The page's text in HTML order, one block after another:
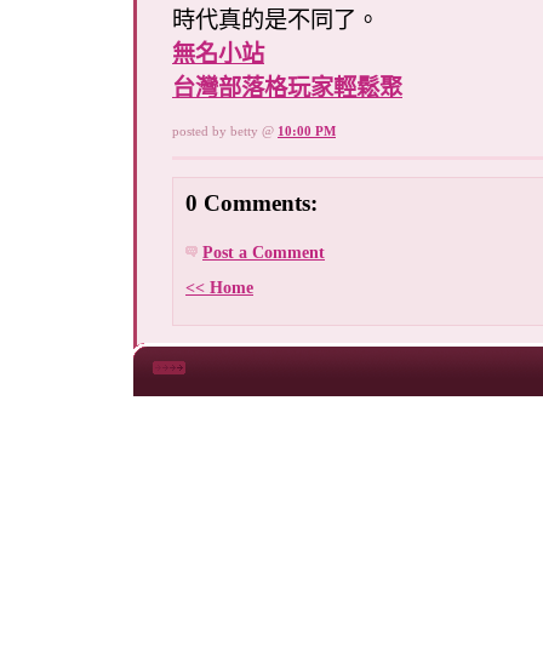
時代真的是不同了。
無名小站
台灣部落格玩家輕鬆聚
posted by betty @ 10:00 PM
0 Comments:
Post a Comment
<< Home